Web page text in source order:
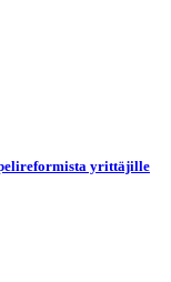
yrittäjille